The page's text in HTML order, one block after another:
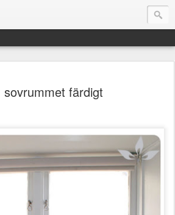
sovrummet färdigt